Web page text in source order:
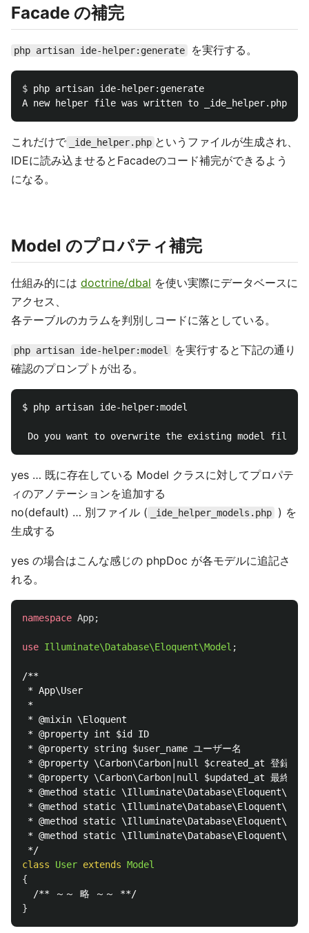
Facade の補完
php artisan ide-helper:generate を実行する。
$ php artisan ide-helper:generate
これだけで _ide_helper.php というファイルが生成され、
IDEに読み込ませるとFacadeのコード補完ができるよう
になる。
Model のプロパティ補完
仕組み的には doctrine/dbal を使い実際にデータベースに
アクセス、
各テーブルのカラムを判別しコードに落としている。
php artisan ide-helper:model
を実行すると下記の通り
確認のプロンプトが出る。
$ php artisan ide-helper:model
yes … 既に存在している Model クラスに対してプロパテ
ィのアノテーションを追加する
no(default) … 別ファイル (
_ide_helper_models.php
) を
生成する
yes の場合はこんな感じの phpDoc が各モデルに追記さ
れる。
namespace App;
use Illuminate\Database\Eloquent\Model ;
/**
* App\User
*
* @mixin \Eloquent
* @property int $id ID
* @property string $user_name ユーザー名
* @property \Carbon\Carbon|null $created_at 登録日時
* @property \Carbon\Carbon|null $updated_at 最終更新
* @method static
* @method static
* @method static
* @method static
*/
class
User extends Model
{
/** ～～ 略 ～～ **/
}